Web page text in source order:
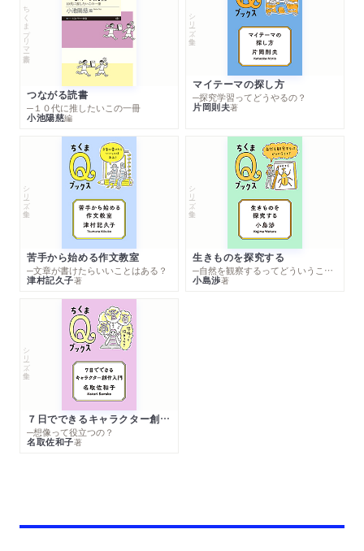
ちくまプリマー新書
つながる読書
─１０代に推したいこの一冊
小池陽慈編
シリーズ・全集
マイテーマの探し方
─探究学習ってどうやるの？
片岡則夫著
シリーズ・全集
苦手から始める作文教室
─文章が書けたらいいことはある？
津村記久子著
シリーズ・全集
生きものを探究する
─自然を観察するってどういうこと？
小島渉著
シリーズ・全集
７日でできるキャラクター創作入門
─想像って役立つの？
名取佐和子著